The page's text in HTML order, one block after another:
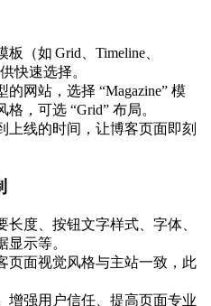
（如 Grid、Timeline、
快速选择。
的网站，选择 “Magazine” 模
，可选 “Grid” 布局。
上线的时间，让博客页面即刻
长度、按钮文字样式、字体、
显示等。
页面视觉风格与主站一致，此
增强用户信任、提高页面专业